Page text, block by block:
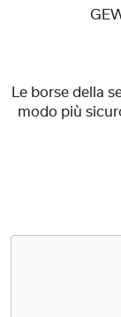
Le borse della
modo più